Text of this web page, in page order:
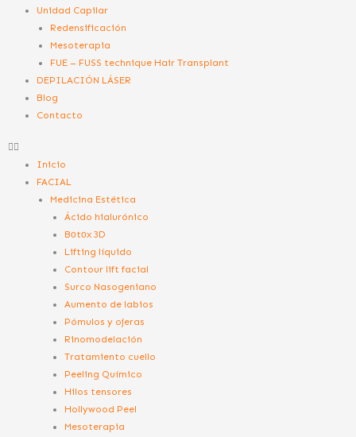
Unidad Capilar
Redensificación
Mesoterapia
FUE – FUSS technique Hair Transplant
DEPILACIÓN LÁSER
Blog
Contacto
Inicio
FACIAL
Medicina Estética
Ácido hialurónico
Bоtоx 3D
Lifting líquido
Contour lift facial
Surco Nasogeniano
Aumento de labios
Pómulos y ojeras
Rinomodelación
Tratamiento cuello
Peeling Químico
Hilos tensores
Hollywood Peel
Mesoterapia